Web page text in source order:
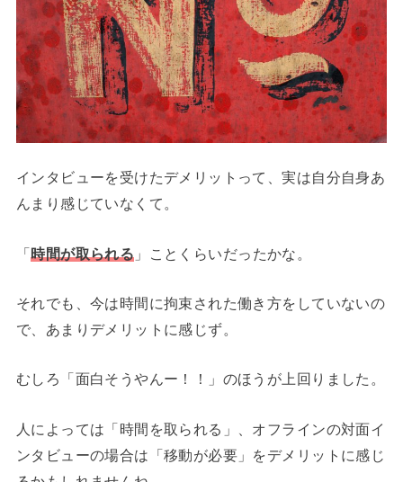
インタビューを受けたデメリットって、実は自分自身あ
んまり感じていなくて。
「時間が取られる 」ことくらいだったかな。
それでも、今は時間に拘束された働き方をしていないの
で、あまりデメリットに感じず。
むしろ「面白そうやんー！！」のほうが上回りました。
人によっては「時間を取られる」、オフラインの対面イ
ンタビューの場合は「移動が必要」をデメリットに感じ